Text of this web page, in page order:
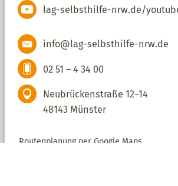
lag-selbsthilfe-nrw.de/
info@lag-selbsthilfe-nrw.de
02 51 – 4 34 00
Neubrückenstraße 12–14
48143 Münster
Routenplanung per Google Maps